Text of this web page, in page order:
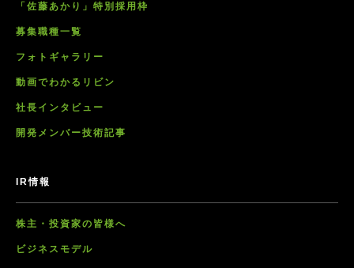
「佐藤あかり」特別採用枠
募集職種一覧
フォトギャラリー
動画でわかるリビン
社長インタビュー
開発メンバー技術記事
IR情報
株主・投資家の皆様へ
ビジネスモデル